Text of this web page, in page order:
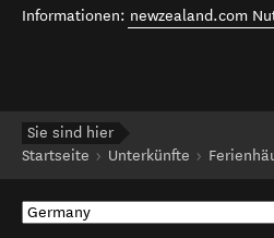
Informationen: newzealand.com
Sie sind hier
Startseite
Unterkünfte